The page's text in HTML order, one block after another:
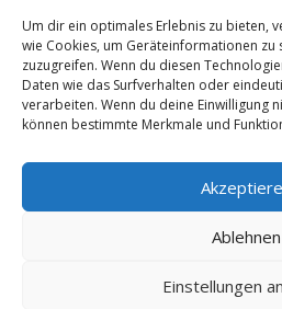
Um dir ein optimales Erlebnis zu bieten,
wie Cookies, um Geräteinformationen
zuzugreifen. Wenn du diesen
Daten wie das Surfverhalten oder
verarbeiten. Wenn du deine Einwilligung
können bestimmte Merkmale und
Ablehnen
Einstellungen
Kontakt
Impressum
Cookie-Richtlinie (EU)